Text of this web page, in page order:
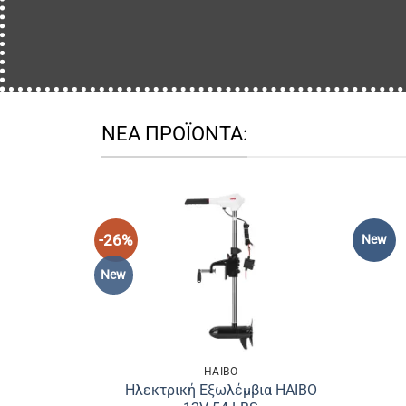
ΝΕΑ ΠΡΟΪΟΝΤΑ:
-26%
New
HAIBO
Ηλεκτρική Εξωλέμβια HAIBO
New